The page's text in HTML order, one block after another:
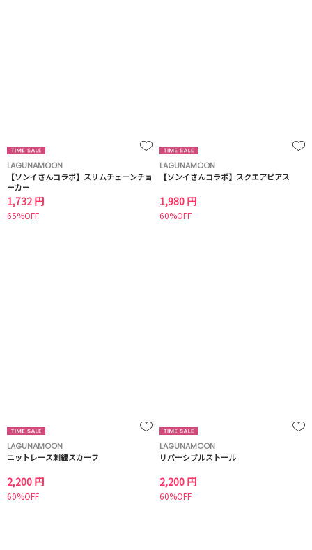
LAGUNAMOON
【ソンイさんコラボ】スリムチェーンチョ
ーカー
1,732 円
65%OFF
LAGUNAMOON
【ソンイさんコラボ】スクエアピアス
1,980 円
60%OFF
LAGUNAMOON
ニットレース刺繍スカーフ
2,200 円
60%OFF
LAGUNAMOON
リバーシブルストール
2,200 円
60%OFF